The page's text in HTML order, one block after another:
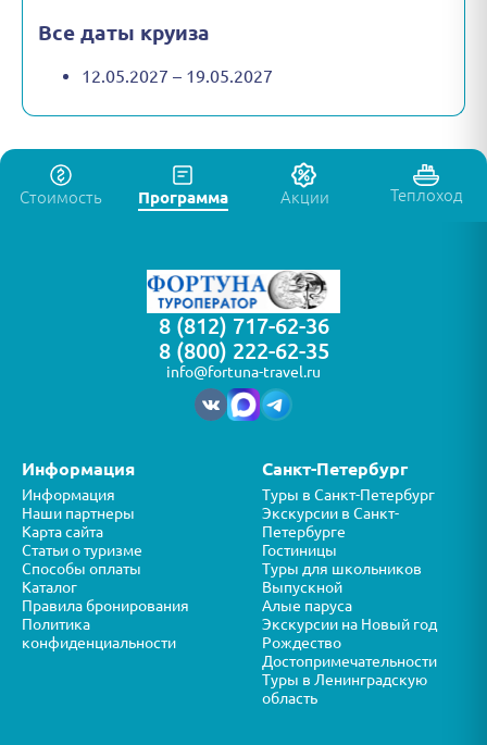
Все даты круиза
12.05.2027 – 19.05.2027
Стоимость Программа Акции Теплоход
8 (812) 717-62-36
8 (800) 222-62-35
info@fortuna-travel.ru
Информация
Информация
Наши партнеры
Карта сайта
Статьи о туризме
Способы оплаты
Каталог
Правила бронирования
Политика
конфиденциальности
Санкт-Петербург
Туры в Санкт-Петербург
Экскурсии в Санкт-
Петербурге
Гостиницы
Туры для школьников
Выпускной
Алые паруса
Экскурсии на Новый год
Рождество
Достопримечательности
Туры в Ленинградскую
область